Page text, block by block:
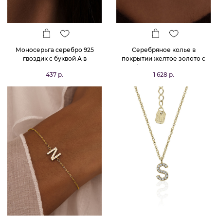
Моносерьга серебро 925
гвоздик c буквой А в
437 р.
Серебряное колье в
покрытии желтое золото с
1 628 р.